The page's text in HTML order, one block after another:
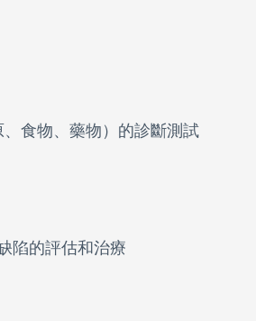
食物、藥物）的診斷測試
陷的評估和治療